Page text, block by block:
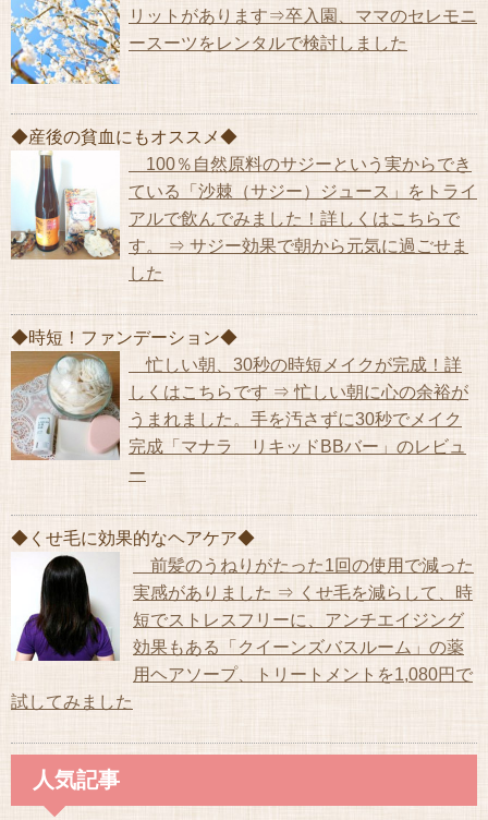
リットがあります⇒卒入園、ママのセレモニ
ースーツをレンタルで検討しました
◆産後の貧血にもオススメ◆
100％自然原料のサジーという実からでき
ている「沙棘（サジー）ジュース」をトライ
アルで飲んでみました！詳しくはこちらで
す。 ⇒ サジー効果で朝から元気に過ごせま
した
◆時短！ファンデーション◆
忙しい朝、30秒の時短メイクが完成！詳
しくはこちらです ⇒ 忙しい朝に心の余裕が
うまれました。手を汚さずに30秒でメイク
完成「マナラ リキッドBBバー」のレビュ
ー
◆くせ毛に効果的なヘアケア◆
前髪のうねりがたった1回の使用で減った
実感がありました ⇒ くせ毛を減らして、時
短でストレスフリーに、アンチエイジング
効果もある「クイーンズバスルーム」の薬
用ヘアソープ、トリートメントを1,080円で
試してみました
人気記事